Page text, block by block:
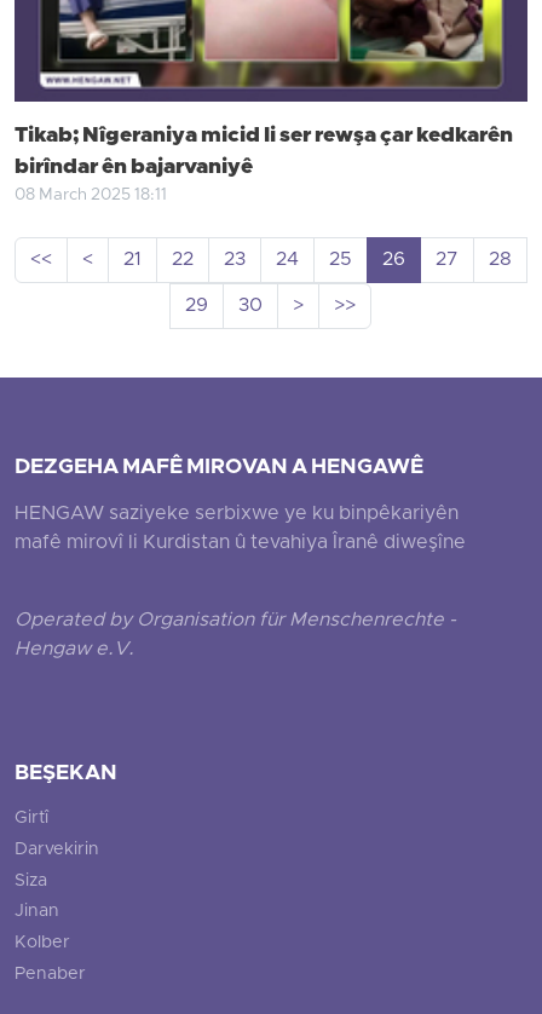
Tikab; Nîgeraniya micid li ser rewşa çar kedkarên
birîndar ên bajarvaniyê
08 March 2025 18:11
<< < 21 22 23 24 25 26 27
28
29
30 > >>
DEZGEHA MAFÊ MIROVAN A HENGAWÊ
HENGAW saziyeke serbixwe ye ku binpêkariyên
mafê mirovî li Kurdistan û tevahiya Îranê diweşîne
Operated by Organisation für Menschenrechte -
Hengaw e.V.
BEŞEKAN
Girtî
Darvekirin
Siza
Jinan
Kolber
Penaber